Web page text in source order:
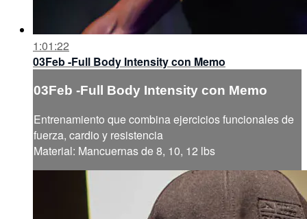
1:01:22
03Feb -Full Body Intensity con Memo
03Feb -Full Body Intensity con Memo
Entrenamiento que combina ejercicios funcionales de
fuerza, cardio y resistencia
Material: Mancuernas de 8, 10, 12 lbs